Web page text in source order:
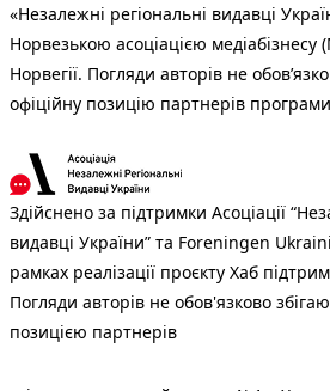
«Незалежні регіональні видавці
Норвезькою асоціацією медіабізнесу
Норвегії. Погляди авторів не
офіційну позицію партнерів
Здійснено за підтримки Асоціації
видавці України” та Foreningen
рамках реалізації проєкту Хаб
Погляди авторів не обов'язково
позицією партнерів